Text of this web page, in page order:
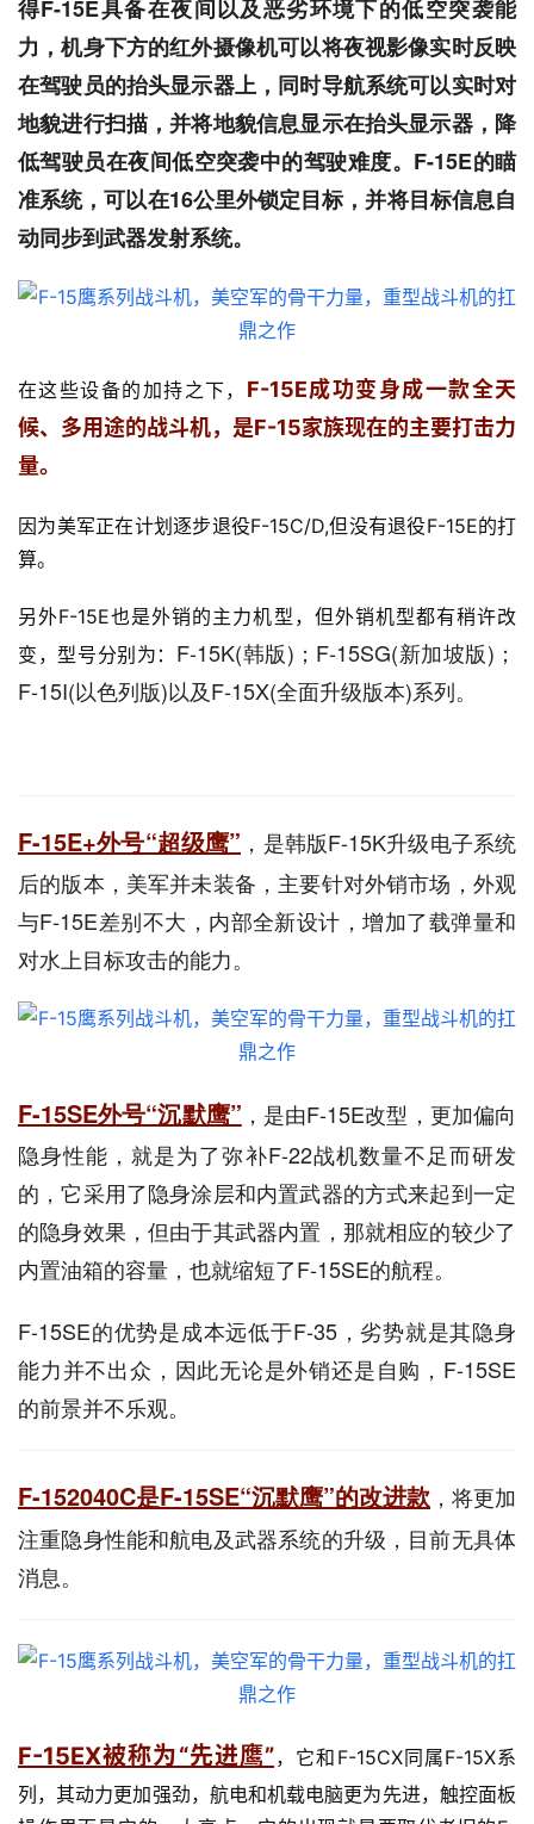
得F-15E具备在夜间以及恶劣环境下的低空突袭能
力，机身下方的红外摄像机可以将夜视影像实时反映
在驾驶员的抬头显示器上，同时导航系统可以实时对
地貌进行扫描，并将地貌信息显示在抬头显示器，降
低驾驶员在夜间低空突袭中的驾驶难度。 F-15E的瞄
准系统，可以在16公里外锁定目标，并将目标信息自
动同步到武器发射系统。
在这些设备的加持之下， F-15E成功变身成一款全天
候、多用途的战斗机，是F-15家族现在的主要打击力
量。
因为美军正在计划逐步退役F-15C/D,但没有退役F-15E的打
算。
另外F-15E也是外销的主力机型，但外销机型都有稍许改
变，型号分别为： F-15K(韩版)；F-15SG(新加坡版)；
F-15I(以色列版)以及F-15X(全面升级版本)系列。
F-15E+外号“超级鹰” ，是韩版F-15K升级电子系统
后的版本，美军并未装备，主要针对外销市场，外观
与F-15E差别不大，内部全新设计，增加了载弹量和
对水上目标攻击的能力。
F-15SE外号“沉默鹰” ，是由F-15E改型，更加偏向
隐身性能，就是为了弥补F-22战机数量不足而研发
的，它采用了隐身涂层和内置武器的方式来起到一定
的隐身效果，但由于其武器内置，那就相应的较少了
内置油箱的容量，也就缩短了F-15SE的航程。
F-15SE的优势是成本远低于F-35，劣势就是其隐身
能力并不出众，因此无论是外销还是自购，F-15SE
的前景并不乐观。
F-152040C是F-15SE“沉默鹰”的改进款 ，将更加
注重隐身性能和航电及武器系统的升级，目前无具体
消息。
F-15EX被称为“先进鹰”，它和F-15CX同属F-15X系
列，其动力更加强劲，航电和机载电脑更为先进，触控面板